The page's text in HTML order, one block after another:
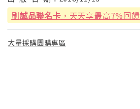
刷誠品聯名卡 ，天天享最高7%回饋
大量採購團購專區